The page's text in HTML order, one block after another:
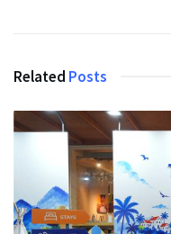
Related Posts